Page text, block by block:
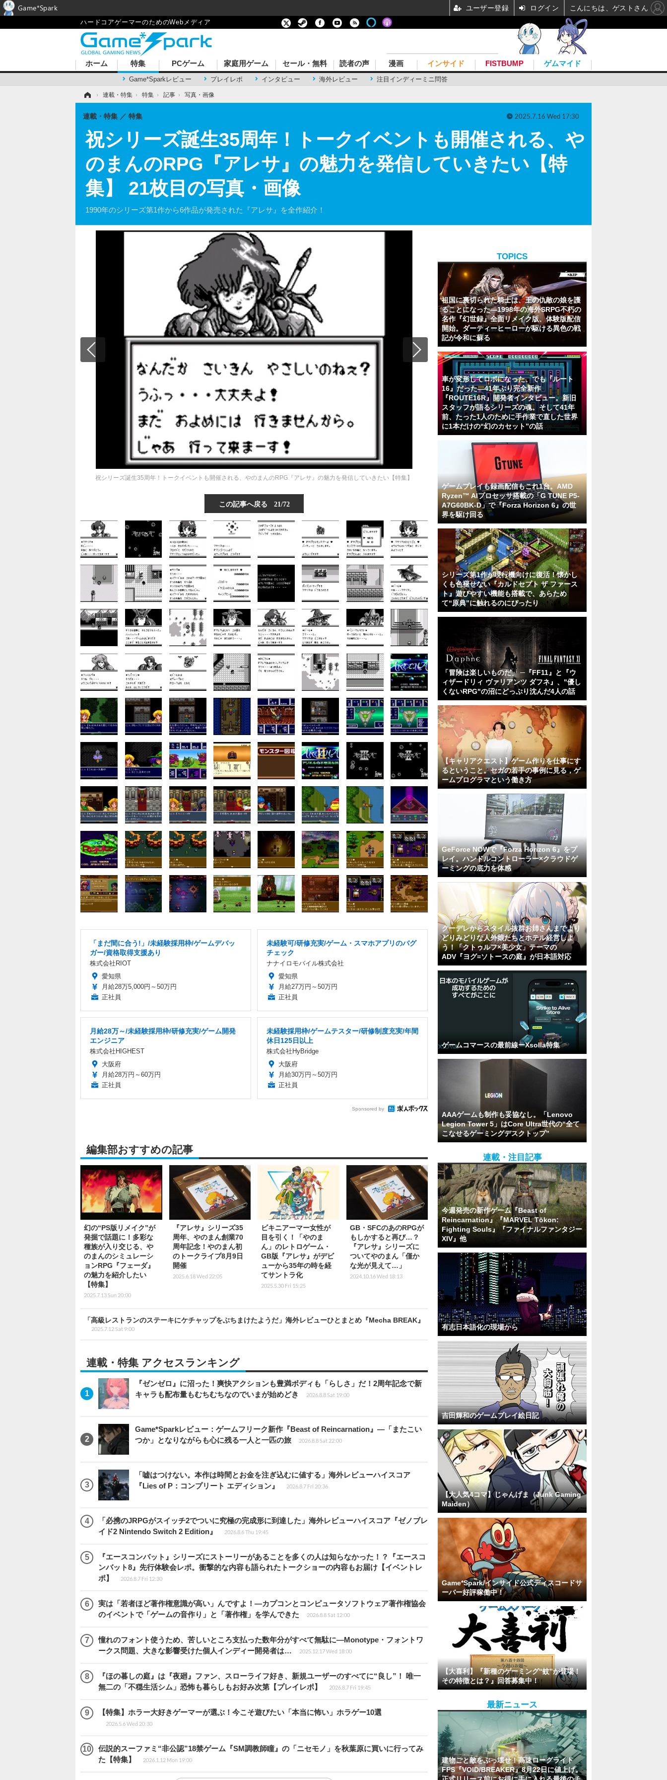
ハードコアゲーマーのためのWebメディア
ホーム 特集
Game*Sparkレビュー プレイレポ インタビュー 海外レビュー 注目インディーミニ問答
PCゲーム 家庭用ゲーム セール・無料 読者の声 漫画 インサイド FISTBUMP ゲムマイド
› 連載・特集 › 特集 › 記事 › 写真・画像
祝シリーズ誕生35周年！トークイベントも開催される、や
のまんのRPG『アレサ』の魅力を発信していきたい【特
集】 21枚目の写真・画像
1990年のシリーズ第1作から6作品が発売された『アレサ』を全作紹介！
連載・特集 特集 2025.7.16 Wed 17:30
祝シリーズ誕生35周年！トークイベントも開催される、やのまんのRPG『アレサ』の魅力を発信していきたい【特集】
この記事へ戻る 21/72
「まだ間に合う!」/未経験採用枠/ゲームデバッ
ガー/資格取得支援あり
株式会社RIOT
愛知県
月給28万5,000円～50万円
正社員
未経験可/研修充実/ゲーム・スマホアプリのバグ
チェック
ナナイロモバイル株式会社
愛知県
月給27万円～50万円
正社員
月給28万～/未経験採用枠/研修充実/ゲーム開発
エンジニア
株式会社HIGHEST
大阪府
月給28万円～60万円
正社員
未経験採用枠/ゲームテスター/研修制度充実/年間
休日125日以上
株式会社HyBridge
大阪府
月給30万円～50万円
正社員
Sponsored by
編集部おすすめの記事
幻の“PS版リメイク”が
発掘で話題に！多彩な
種族が入り交じる、や
のまんのシミュレーシ
ョンRPG『フェーダ』
の魅力を紹介したい
【特集】
2025.7.13 Sun 20:00
『アレサ』シリーズ35
周年、やのまん創業70
周年記念！やのまん初
のトークライブ8月9日
開催
2025.6.18 Wed 22:05
ビキニアーマー女性が
目を引く！「やのま
ん」のレトロゲーム・
GB版『アレサ』がデビ
ューから35年の時を経
てサントラ化
2025.5.30 Fri 15:25
GB・SFCのあのRPGが
もしかすると再び…？
『アレサ』シリーズに
ついてやのまん「僅か
な光が見えて…」
2024.10.16 Wed 18:13
「高級レストランのステーキにケチャップをぶちまけたようだ」海外レビューひとまとめ『Mecha BREAK』
2025.7.12 Sat 9:00
連載・特集 アクセスランキング
『ゼンゼロ』に沼った！爽快アクションも豊満ボディも「らしさ」だ！2周年記念で新
キャラも配布量もむちむちなのでいまが始めどき
2026.8.8 Sat 19:00
Game*Sparkレビュー：ゲームフリーク新作『Beast of Reincarnation』―「またこい
つか」となりながらも心に残る一人と一匹の旅
2026.8.8 Sat 22:00
「嘘はつけない。本作は時間とお金を注ぎ込むに値する」海外レビューハイスコア
『Lies of P：コンプリート エディション』
2026.8.7 Fri 20:36
「必携のJRPGがスイッチ2でついに究極の完成形に到達した」海外レビューハイスコア『ゼノブレ
イド2 Nintendo Switch 2 Edition』
2026.8.6 Thu 19:45
『エースコンバット』シリーズにストーリーがあることを多くの人は知らなかった！？『エースコ
ンバット8』先行体験会レポ。衝撃的な内容も語られたトークショーの内容もお届け【イベントレ
ポ】
2026.8.7 Fri 12:30
実は「若者ほど著作権意識が高い」んですよ！―カプコンとコンピュータソフトウェア著作権協会
のイベントで「ゲームの音作り」と「著作権」を学んできた
2026.8.8 Sat 12:00
憧れのフォント使うため、苦しいところ支払った数年分がすべて無駄に―Monotype・フォントワ
ークス問題、大きな影響受けた個人インディー開発者は…
2025.12.17 Wed 18:00
『ほの暮しの庭』は『夜廻』ファン、スローライフ好き、新規ユーザーのすべてに“良し”！ 唯一
無二の「不穏生活シム」恐怖も暮らしもお好み次第【プレイレポ】
2026.8.7 Fri 19:45
【特集】ホラー大好きゲーマーが選ぶ！今こそ遊びたい「本当に怖い」ホラゲー10選
2026.5.6 Wed 20:30
伝説的スーファミ“非公認”18禁ゲーム『SM調教師瞳』の「ニセモノ」を秋葉原に買いに行ってみ
た【特集】
2026.1.12 Mon 19:00
TOPICS
祖国に裏切られた騎士は、王の仇敵の娘を護
ることになった―1998年の海外SRPG不朽の
名作『幻世録』全面リメイク版、体験版配信
開始。ダーティーヒーローが駆ける異色の戦
記が令和に蘇る
車が変形してロボになった、でも『ルート
16』だった―41年ぶり完全新作
『ROUTE16R』開発者インタビュー。新旧
スタッフが語るシリーズの魂。そして41年
前、たった1人のために手作業で直した世界
に1本だけの“幻のカセット”の話
ゲームプレイも録画配信もこれ1台。AMD
Ryzen™ AIプロセッサ搭載の「G TUNE P5-
A7G60BK-D」で『Forza Horizon 6』の世
界を駆け回る
シリーズ第1作が現行機向けに復活！懐かし
くも色褪せない『カルドセプト ザ ファース
ト』遊びやすい機能も搭載で、あらため
て“原典”に触れるのにぴったり
「冒険は楽しいものだ」 ─『FF11』と『ウ
ィザードリィ ヴァリアンツ ダフネ』、"優し
くないRPG"の沼にどっぷり沈んだ4人の話
【キャリアクエスト】ゲーム作りを仕事にす
るということ。セガの若手の事例に見る，ゲ
ームプログラマという働き方
GeForce NOWで『Forza Horizon 6』をプ
レイ。ハンドルコントローラー×クラウドゲ
ーミングの底力を体感
クーデレからスタイル抜群お姉さんまでより
どりみどりな人外娘たちとホテル経営しよ
う！「クトゥルフ×美少女」テーマの
ADV『ヨグ=ソトースの庭』が日本語対応
ゲームコマースの最前線ーXsolla特集
AAAゲームも制作も妥協なし。「Lenovo
Legion Tower 5」はCore Ultra世代の“全て
こなせるゲーミングデスクトップ”
連載・注目記事
今週発売の新作ゲーム『Beast of
Reincarnation』『MARVEL Tōkon:
Fighting Souls』『ファイナルファンタジー
XIV』他
有志日本語化の現場から
吉田輝和のゲームプレイ絵日記
【大人気4コマ】じゃんげま（Junk Gaming
Maiden）
Game*Spark/インサイド公式ディスコードサ
ーバー好評稼働中！
【大喜利】『新種のゲーミング“蚊”が登場！
その特徴とは？』回答募集中！
最新ニュース
建物ごと敵をぶっ壊せ！高速ローグライト
FPS『VOID/BREAKER』8月22日に値上げ。
Game*Spark ユーザー登録 ログイン こんにちは、ゲストさん